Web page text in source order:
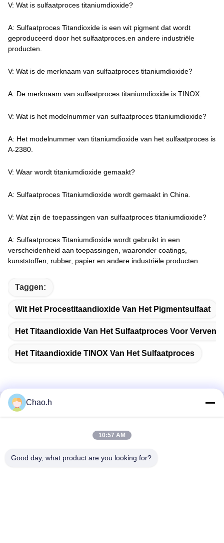
V: Wat is sulfaatproces titaniumdioxide?
A: Sulfaatproces Titandioxide is een wit pigment dat wordt
geproduceerd door het sulfaatproces.en andere industriële
producten.
V: Wat is de merknaam van sulfaatproces titaniumdioxide?
A: De merknaam van sulfaatproces titaniumdioxide is TINOX.
V: Wat is het modelnummer van sulfaatproces titaniumdioxide?
A: Het modelnummer van titaniumdioxide van het sulfaatproces is
A-2380.
V: Waar wordt titaniumdioxide gemaakt?
A: Sulfaatproces Titaniumdioxide wordt gemaakt in China.
V: Wat zijn de toepassingen van sulfaatproces titaniumdioxide?
A: Sulfaatproces Titaniumdioxide wordt gebruikt in een
verscheidenheid aan toepassingen, waaronder coatings,
kunststoffen, rubber, papier en andere industriële producten.
Taggen:
Wit Het Procestitaandioxide Van Het Pigmentsulfaat
Het Titaandioxide Van Het Sulfaatproces Voor Verven
Het Titaandioxide TINOX Van Het Sulfaatproces
Snel contact
1st Verdieping, No.40, No.69, de Middenstraat van
Chao.h
10:57 AM
Good day, what product are you looking for?